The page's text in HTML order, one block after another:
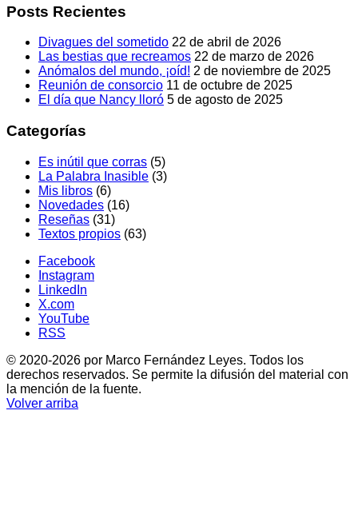
Posts Recientes
Divagues del sometido 22 de abril de 2026
Las bestias que recreamos 22 de marzo de 2026
Anómalos del mundo, ¡oíd! 2 de noviembre de 2025
Reunión de consorcio 11 de octubre de 2025
El día que Nancy lloró 5 de agosto de 2025
Categorías
Es inútil que corras (5)
La Palabra Inasible (3)
Mis libros (6)
Novedades (16)
Reseñas (31)
Textos propios (63)
Facebook
Instagram
LinkedIn
X.com
YouTube
RSS
© 2020-2026 por Marco Fernández Leyes. Todos los
derechos reservados. Se permite la difusión del material con
la mención de la fuente.
Volver arriba